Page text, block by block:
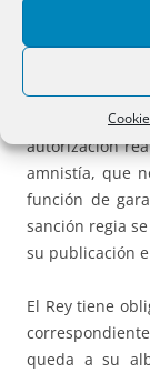
hablo, a
del Gobierno”
Estado, el Rey,
Asi las
autorización
amnistía, que
función de
sanción regia
su publicación
El Rey tiene
queda a su